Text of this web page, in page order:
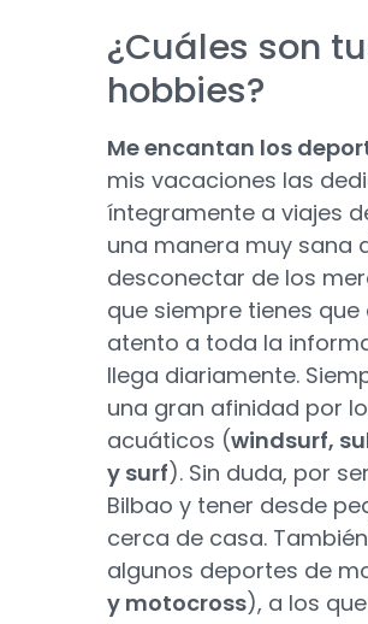
¿Cuáles son
hobbies?
Me encantan los
mis vacaciones las
íntegramente a viajes
una manera muy sana
desconectar de los
que siempre tienes
atento a toda la
llega diariamente.
una gran afinidad por
acuáticos (windsurf,
y surf). Sin duda, por
Bilbao y tener desde
cerca de casa.
algunos deportes de
y motocross), a los